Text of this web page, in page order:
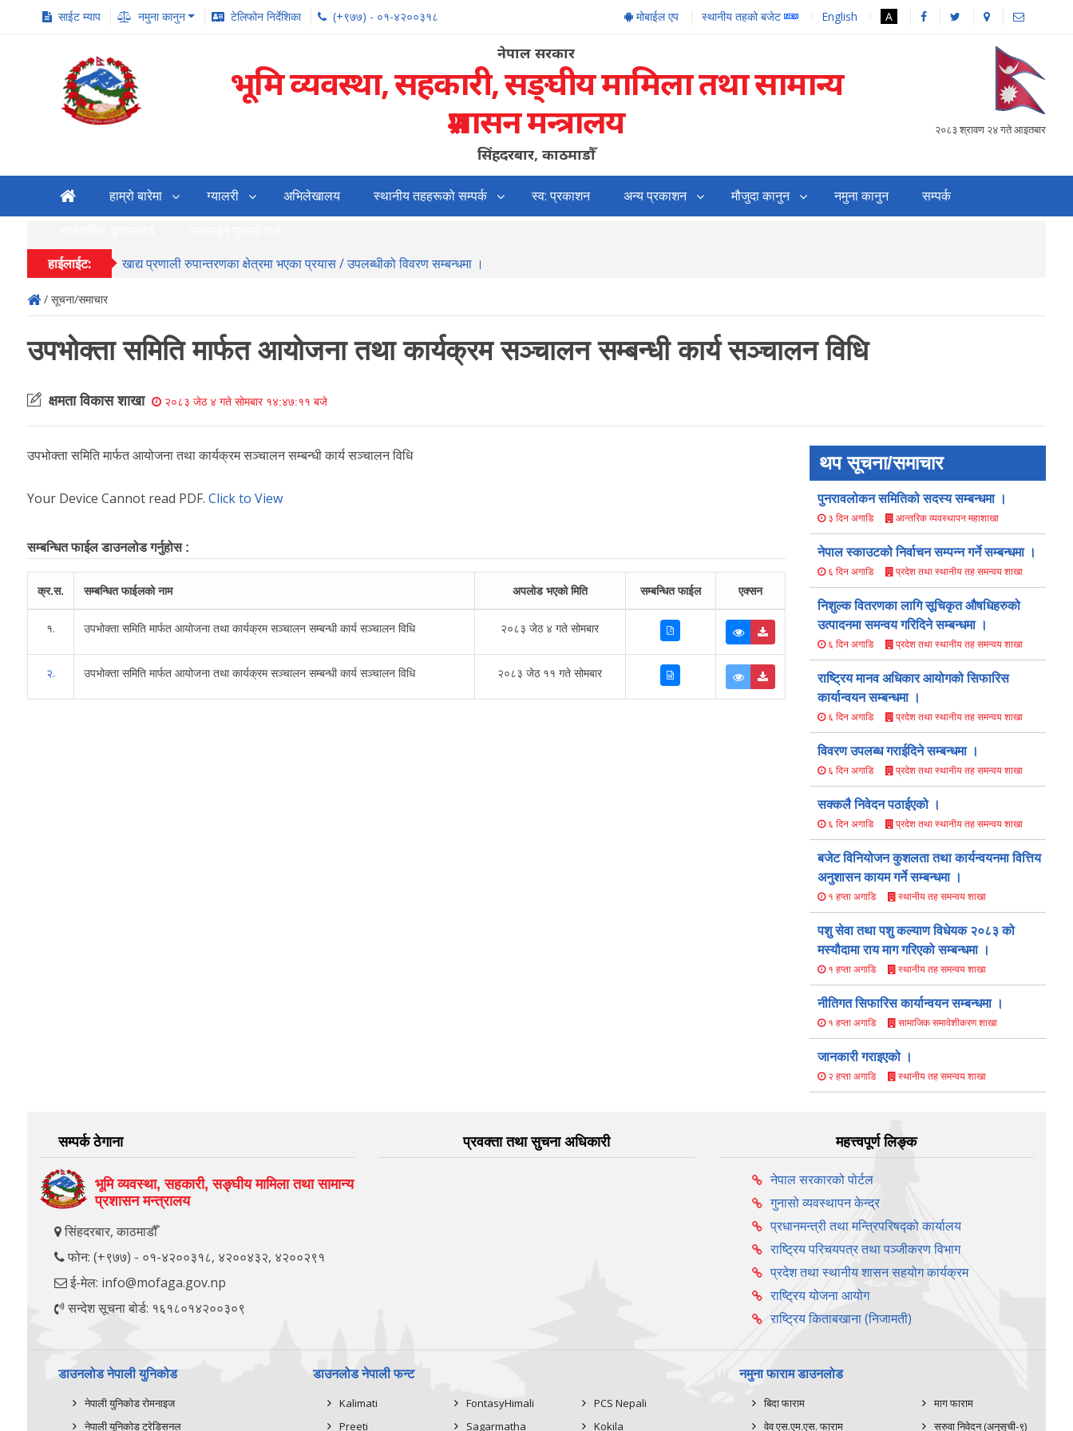
साईट म्याप नमुना कानुन टेलिफोन निर्देशिका (+९७७) - ०१-४२००३१८ मोबाईल एप स्थानीय तहको बजेट English A
नेपाल सरकार
भूमि व्यवस्था, सहकारी, सङ्‍घीय मामिला तथा सामान्य
प्रशासन मन्त्रालय
सिंहदरबार, काठमाडौँ
२०८३ श्रावण २४ गते आइतबार
हाम्रो बारेमा ग्यालरी अभिलेखालय स्थानीय तहहरूको सम्पर्क स्व: प्रकाशन अन्य प्रकाशन मौजुदा कानुन नमुना कानुन सम्पर्क
हाईलाईट: खाद्य प्रणाली रुपान्तरणका क्षेत्रमा भएका प्रयास / उपलब्धीको विवरण सम्बन्धमा ।
/ सूचना/समाचार
उपभोक्ता समिति मार्फत आयोजना तथा कार्यक्रम सञ्चालन सम्बन्धी कार्य सञ्चालन विधि
क्षमता विकास शाखा २०८३ जेठ ४ गते सोमबार १४:४७:११ बजे
उपभोक्ता समिति मार्फत आयोजना तथा कार्यक्रम सञ्चालन सम्बन्धी कार्य सञ्चालन विधि
Your Device Cannot read PDF. Click to View
सम्बन्धित फाईल डाउनलोड गर्नुहोस :
क्र.स. सम्बन्धित फाईलको नाम अपलोड भएको मिति सम्बन्धित फाईल एक्सन
१. उपभोक्ता समिति मार्फत आयोजना तथा कार्यक्रम सञ्चालन सम्बन्धी कार्य सञ्चालन विधि २०८३ जेठ ४ गते सोमबार
२. उपभोक्ता समिति मार्फत आयोजना तथा कार्यक्रम सञ्चालन सम्बन्धी कार्य सञ्चालन विधि २०८३ जेठ ११ गते सोमबार
थप सूचना/समाचार
पुनरावलोकन समितिको सदस्य सम्बन्धमा ।
३ दिन अगाडि आन्तरिक व्यवस्थापन महाशाखा
नेपाल स्काउटको निर्वाचन सम्पन्न गर्ने सम्बन्धमा ।
६ दिन अगाडि प्रदेश तथा स्थानीय तह समन्वय शाखा
निशुल्क वितरणका लागि सूचिकृत औषधिहरुको
उत्पादनमा समन्वय गरिदिने सम्बन्धमा ।
६ दिन अगाडि प्रदेश तथा स्थानीय तह समन्वय शाखा
राष्ट्रिय मानव अधिकार आयोगको सिफारिस
कार्यान्वयन सम्बन्धमा ।
६ दिन अगाडि प्रदेश तथा स्थानीय तह समन्वय शाखा
विवरण उपलब्ध गराईदिने सम्बन्धमा ।
६ दिन अगाडि प्रदेश तथा स्थानीय तह समन्वय शाखा
सक्कलै निवेदन पठाईएको ।
६ दिन अगाडि प्रदेश तथा स्थानीय तह समन्वय शाखा
बजेट विनियोजन कुशलता तथा कार्यन्वयनमा वित्तिय
अनुशासन कायम गर्ने सम्बन्धमा ।
१ हप्ता अगाडि स्थानीय तह समन्वय शाखा
पशु सेवा तथा पशु कल्याण विधेयक २०८३ को
मस्यौ‍दामा राय माग गरिएको सम्बन्धमा ।
१ हप्ता अगाडि स्थानीय तह समन्वय शाखा
नीतिगत सिफारिस कार्यान्वयन सम्बन्धमा ।
१ हप्ता अगाडि सामाजिक समावेशीकरण शाखा
जानकारी गराइएको ।
२ हप्ता अगाडि स्थानीय तह समन्वय शाखा
सम्पर्क ठेगाना
भूमि व्यवस्था, सहकारी, सङ्‍घीय मामिला तथा सामान्य
प्रशासन मन्त्रालय
सिंहदरबार, काठमाडौँ
फोन: (+९७७) - ०१-४२००३१८, ४२००४३२, ४२००२९१
ई-मेल: info@mofaga.gov.np
सन्देश सूचना बोर्ड: १६१८०१४२००३०९
प्रवक्ता तथा सुचना अधिकारी महत्त्वपूर्ण लिङ्क
नेपाल सरकारको पोर्टल
गुनासो व्यवस्थापन केन्द्र
प्रधानमन्त्री तथा मन्त्रिपरिषद्को कार्यालय
राष्ट्रिय परिचयपत्र तथा पञ्‍जीकरण विभाग
प्रदेश तथा स्थानीय शासन सहयोग कार्यक्रम
राष्ट्रिय योजना आयोग
राष्ट्रिय किताबखाना (निजामती)
डाउनलोड नेपाली युनिकोड
नेपाली युनिकोड रोमनाइज
नेपाली युनिकोड ट्रेडिसनल
डाउनलोड नेपाली फन्ट
Kalimati
Preeti
FontasyHimali
Sagarmatha
नमुना फाराम डाउनलोड
PCS Nepali
Kokila
बिदा फाराम
वेव एस.एम.एस. फाराम
माग फाराम
सरुवा निवेदन (अनुसूची-९)